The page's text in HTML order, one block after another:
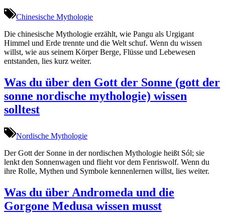
Chinesische Mythologie
Die chinesische Mythologie erzählt, wie Pangu als Urgigant
Himmel und Erde trennte und die Welt schuf. Wenn du wissen
willst, wie aus seinem Körper Berge, Flüsse und Lebewesen
entstanden, lies kurz weiter.
Was du über den Gott der Sonne (gott der
sonne nordische mythologie) wissen
solltest
Nordische Mythologie
Der Gott der Sonne in der nordischen Mythologie heißt Sól; sie
lenkt den Sonnenwagen und flieht vor dem Fenriswolf. Wenn du
ihre Rolle, Mythen und Symbole kennenlernen willst, lies weiter.
Was du über Andromeda und die
Gorgone Medusa wissen musst